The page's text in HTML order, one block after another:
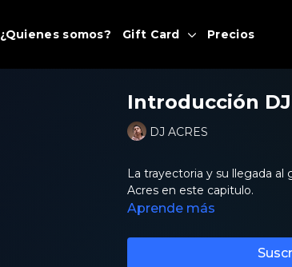
¿Quienes somos? Gift Card Precios
Introducción
DJ ACRES
La trayectoria y su llegada
Acres en este capitulo.
Aprende más